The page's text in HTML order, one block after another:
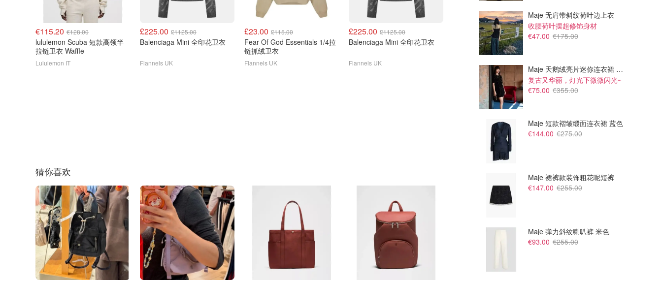
€115.20 €128.00
lululemon Scuba 短款高领半
拉链卫衣 Waffle
Lululemon IT
£225.00 £1125.00
Balenciaga Mini 全印花卫衣
Flannels UK
£23.00 £115.00
Fear Of God Essentials 1/4拉
链抓绒卫衣
Flannels UK
£225.00 £1125.00
Balenciaga Mini 全印花卫衣
Flannels UK
€120.00
lululemon Define Nulu 夹克
€71.40 €120.00
lululemon Scuba 短款卫衣
猜你喜欢
Maje 无肩带斜纹荷叶边上衣
收腰荷叶摆超修饰身材
€47.00 €175.00
Maje 天鹅绒亮片迷你连衣裙 黑色
复古又华丽，灯光下微微闪光~
€75.00 €355.00
Maje 短款褶皱缎面连衣裙 蓝色
€144.00 €275.00
Maje 裙裤款装饰粗花呢短裤
€147.00 €255.00
Maje 弹力斜纹喇叭裤 米色
€93.00 €255.00